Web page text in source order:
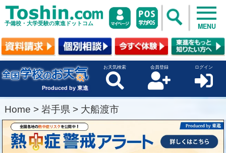
予備校・大学受験の東進ドットコム MENU
Produced by 東進
お天気検索 会員登録 ログイン
Home > 岩手県 > 大船渡市